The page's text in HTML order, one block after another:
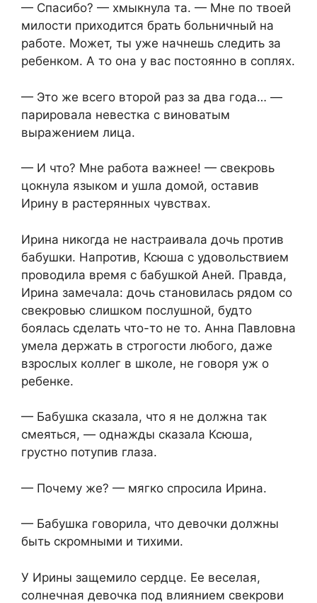
— Спасибо? — хмыкнула та. — Мне по твоей
милости приходится брать больничный на
работе. Может, ты уже начнешь следить за
ребенком. А то она у вас постоянно в соплях.
— Это же всего второй раз за два года… —
парировала невестка с виноватым
выражением лица.
— И что? Мне работа важнее! — свекровь
цокнула языком и ушла домой, оставив
Ирину в растерянных чувствах.
Ирина никогда не настраивала дочь против
бабушки. Напротив, Ксюша с удовольствием
проводила время с бабушкой Аней. Правда,
Ирина замечала: дочь становилась рядом со
свекровью слишком послушной, будто
боялась сделать что-то не то. Анна Павловна
умела держать в строгости любого, даже
взрослых коллег в школе, не говоря уж о
ребенке.
— Бабушка сказала, что я не должна так
смеяться, — однажды сказала Ксюша,
грустно потупив глаза.
— Почему же? — мягко спросила Ирина.
— Бабушка говорила, что девочки должны
быть скромными и тихими.
У Ирины защемило сердце. Ее веселая,
солнечная девочка под влиянием свекрови